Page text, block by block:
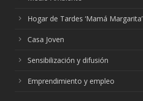
Hogar de Tardes ‘Mamá Margarita’
Casa Joven
Sensibilización y difusión
Emprendimiento y empleo